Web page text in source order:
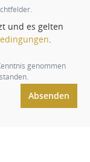
und es gelten
genommen
Absenden